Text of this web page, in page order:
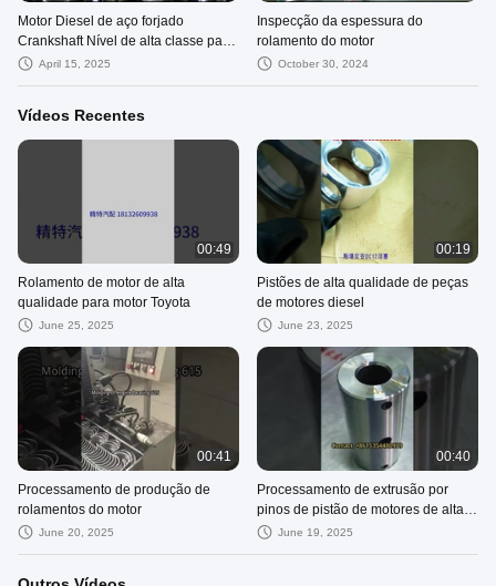
Motor Diesel de aço forjado
Crankshaft Nível de alta classe para
motor Diesel 3306
April 15, 2025
Inspecção da espessura do
rolamento do motor
October 30, 2024
Vídeos Recentes
00:49
Rolamento de motor de alta
qualidade para motor Toyota
June 25, 2025
00:19
Pistões de alta qualidade de peças
de motores diesel
June 23, 2025
00:41
Processamento de produção de
rolamentos do motor
June 20, 2025
00:40
Processamento de extrusão por
pinos de pistão de motores de alta
resistência
June 19, 2025